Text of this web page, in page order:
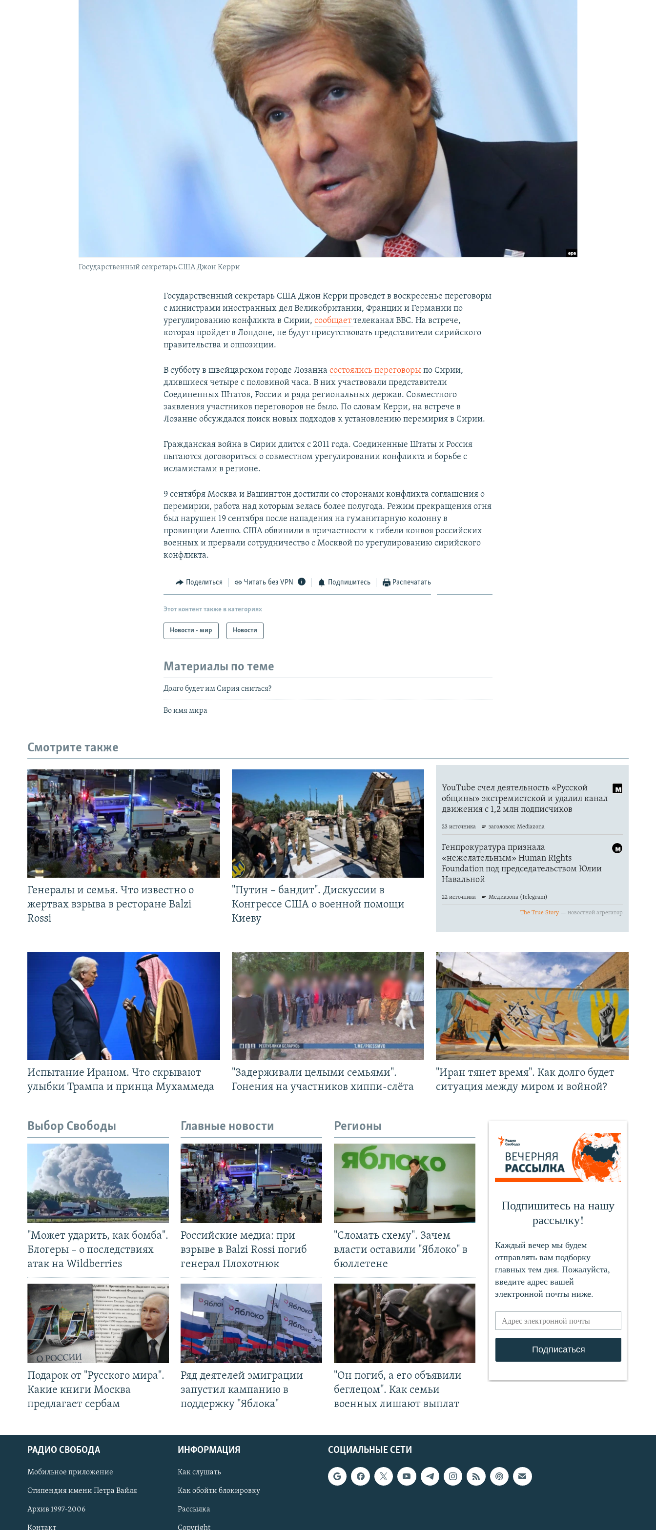
СОЦИАЛЬНЫЕ СЕТИ
Государственный секретарь США Джон Керри
Государственный секретарь США Джон Керри проведет в воскресенье переговоры
с министрами иностранных дел Великобритании, Франции и Германии по
урегулированию конфликта в Сирии,сообщаеттелеканал ВВС. На встрече,
которая пройдет в Лондоне, не будут присутствовать представители сирийского
правительства и оппозиции.
В субботу в швейцарском городе Лозанна состоялись переговоры по Сирии,
длившиеся четыре с половиной часа. В них участвовали представители
Соединенных Штатов, России и ряда региональных держав. Совместного
заявления участников переговоров не было. По словам Керри, на встрече в
Лозанне обсуждался поиск новых подходов к установлению перемирия в Сирии.
Гражданская война в Сирии длится с 2011 года. Соединенные Штаты и Россия
пытаются договориться о совместном урегулировании конфликта и борьбе с
исламистами в регионе.
9 сентября Москва и Вашингтон достигли со сторонами конфликта соглашения о
перемирии, работа над которым велась более полугода. Режим прекращения огня
был нарушен 19 сентября после нападения на гуманитарную колонну в
провинции Алеппо. США обвинили в причастности к гибели конвоя российских
военных и прервали сотрудничество с Москвой по урегулированию сирийского
конфликта.
Поделиться Читать без VPN Подпишитесь Распечатать
Этот контент также в категориях
Новости - мир Новости
Материалы по теме
Долго будет им Сирия сниться?
Во имя мира
Смотрите также
Генералы и семья. Что известно о
жертвах взрыва в ресторане Balzi
Rossi
"Путин – бандит". Дискуссии в
Конгрессе США о военной помощи
Киеву
Испытание Ираном. Что скрывают
улыбки Трампа и принца Мухаммеда
"Задерживали целыми семьями".
Гонения на участников хиппи-слёта
"Иран тянет время". Как долго будет
ситуация между миром и войной?
Выбор Свободы
"Может ударить, как бомба".
Блогеры – о последствиях
атак на Wildberries
Подарок от "Русского мира".
Какие книги Москва
предлагает сербам
Главные новости
Российские медиа: при
взрыве в Balzi Rossi погиб
генерал Плохотнюк
Ряд деятелей эмиграции
запустил кампанию в
поддержку "Яблока"
Регионы
"Сломать схему". Зачем
власти оставили "Яблоко" в
бюллетене
"Он погиб, а его объявили
беглецом". Как семьи
военных лишают выплат
СОЦИАЛЬНЫЕ СЕТИ
РАДИО СВОБОДА
Мобильное приложение
Стипендия имени Петра Вайля
Архив 1997-2006
Контакт
ИНФОРМАЦИЯ
Как слушать
Как обойти блокировку
Рассылка
Copyright